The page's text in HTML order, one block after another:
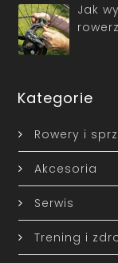
Jak
Kategorie
Rowery i
Akcesoria
Serwis
Trening i